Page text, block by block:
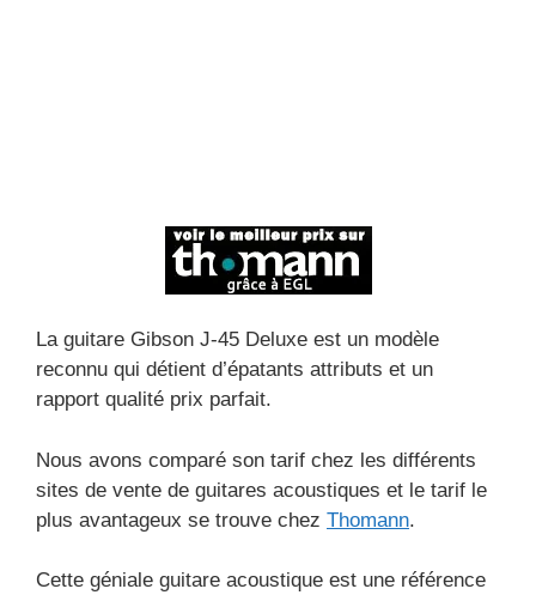
La guitare Gibson J-45 Deluxe est un modèle
reconnu qui détient d’épatants attributs et un
rapport qualité prix parfait.
Nous avons comparé son tarif chez les différents
sites de vente de guitares acoustiques et le tarif le
plus avantageux se trouve chez Thomann.
Cette géniale guitare acoustique est une référence